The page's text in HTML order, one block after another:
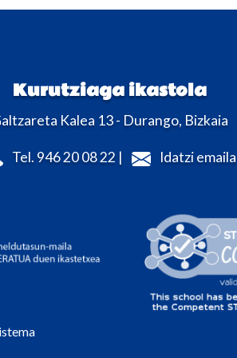
Kurutziaga ikastola
Kalea 13 - Durango, Bizkaia
Tel. 946 20 08 22 | Idatzi emaila